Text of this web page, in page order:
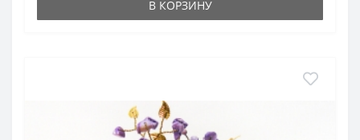
В КОРЗИНУ